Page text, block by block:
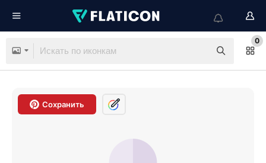
0
Сохранить